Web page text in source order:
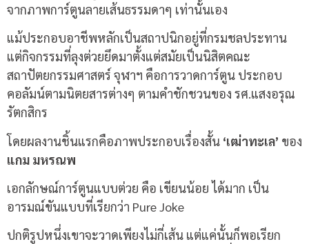
จากภาพการ์ตูนลายเส้นธรรมดาๆ เท่านั้นเอง
แม้ประกอบอาชีพหลักเป็นสถาปนิกอยู่ที่กรมชลประทาน
แต่กิจกรรมที่ลุงต่วยยึดมาตั้งแต่สมัยเป็นนิสิตคณะ
สถาปัตยกรรมศาสตร์ จุฬาฯ คือการวาดการ์ตูน ประกอบ
คอลัมน์ตามนิตยสารต่างๆ ตามคำชักชวนของ รศ.แสงอรุณ
รัตกสิกร
โดยผลงานชิ้นแรกคือภาพประกอบเรื่องสั้น ‘เฒ่าทะเล’ ของ
แกม มหรณพ
เอกลักษณ์การ์ตูนแบบต่วย คือ เขียนน้อย ได้มาก เป็น
อารมณ์ขันแบบที่เรียกว่า Pure Joke
ปกติรูปหนึ่งเขาจะวาดเพียงไม่กี่เส้น แต่แค่นั้นก็พอเรียก